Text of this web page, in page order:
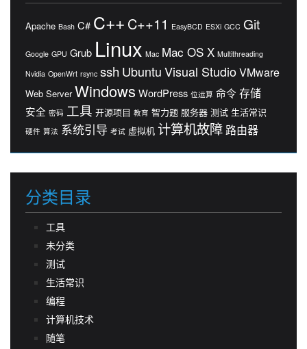
Apache Bash C# C++ C++11 EasyBCD ESXi GCC Git
Google GPU Grub Linux Mac Mac OS X Multithreading
Nvidia OpenWrt rsync ssh UbuntuVisual StudioVMware
Web Server Windows WordPress 位运算 命令 存储
安全 密码 工具 开源项目 教育 智力题 服务器 测试 生活常识
硬件 算法 系统引导 考试 虚拟机 计算机故障 路由器
分类目录
工具
未分类
测试
生活常识
编程
计算机技术
随笔